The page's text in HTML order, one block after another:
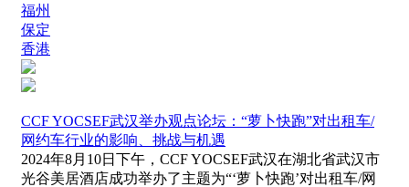
福州
保定
香港
CCF YOCSEF武汉举办观点论坛：“萝卜快跑”对出租车/
网约车行业的影响、挑战与机遇
2024年8月10日下午，CCF YOCSEF武汉在湖北省武汉市
光谷美居酒店成功举办了主题为“‘萝卜快跑’对出租车/网